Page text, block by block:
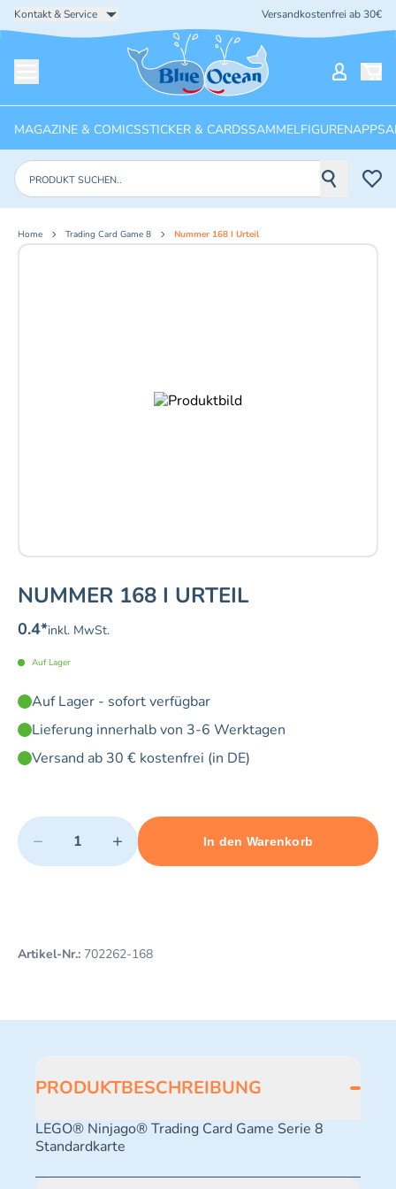
Kontakt & Service Versandkostenfrei ab 30€
Startseite
MAGAZINE & COMICSSTICKER & CARDSSAMMELFIGURENAPPS
Produkte suchen
Home Trading Card Game 8 Nummer 168 I Urteil
NUMMER 168 I URTEIL
0.4*inkl. MwSt.
Auf Lager
Auf Lager - sofort verfügbar
Lieferung innerhalb von 3-6 Werktagen
Versand ab 30 € kostenfrei (in DE)
Quantity
− +
Minimum quantity: 1 Maximum quantity: 10
In den Warenkorb
Add 1 item to cart
Artikel-Nr.: 702262-168
PRODUKTBESCHREIBUNG
LEGO® Ninjago® Trading Card Game Serie 8
Standardkarte